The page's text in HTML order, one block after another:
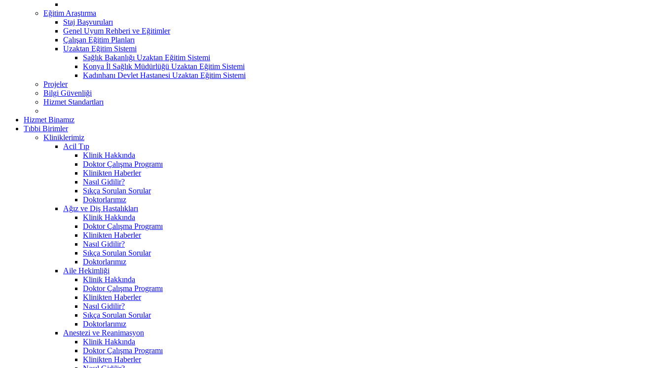
Eğitim Araştırma
Staj Başvuruları
Genel Uyum Rehberi ve Eğitimler
Çalışan Eğitim Planları
Uzaktan Eğitim Sistemi
Sağlık Bakanlığı Uzaktan Eğitim Sistemi
Konya İl Sağlık Müdürlüğü Uzaktan Eğitim Sistemi
Kadınhanı Devlet Hastanesi Uzaktan Eğitim Sistemi
Projeler
Bilgi Güvenliği
Hizmet Standartları
Hizmet Binamız
Tıbbi Birimler
Kliniklerimiz
Acil Tıp
Klinik Hakkında
Doktor Çalışma Programı
Klinikten Haberler
Nasıl Gidilir?
Sıkça Sorulan Sorular
Doktorlarımız
Ağız ve Diş Hastalıkları
Klinik Hakkında
Doktor Çalışma Programı
Klinikten Haberler
Nasıl Gidilir?
Sıkça Sorulan Sorular
Doktorlarımız
Aile Hekimliği
Klinik Hakkında
Doktor Çalışma Programı
Klinikten Haberler
Nasıl Gidilir?
Sıkça Sorulan Sorular
Doktorlarımız
Anestezi ve Reanimasyon
Klinik Hakkında
Doktor Çalışma Programı
Klinikten Haberler